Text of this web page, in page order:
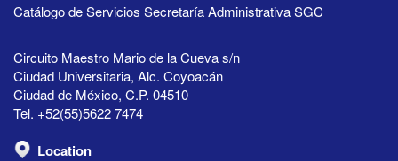
Catálogo de Servicios Secretaría Administrativa SGC
Circuito Maestro Mario de la Cueva s/n
Ciudad Universitaria, Alc. Coyoacán
Ciudad de México, C.P. 04510
Tel. +52(55)5622 7474
Location